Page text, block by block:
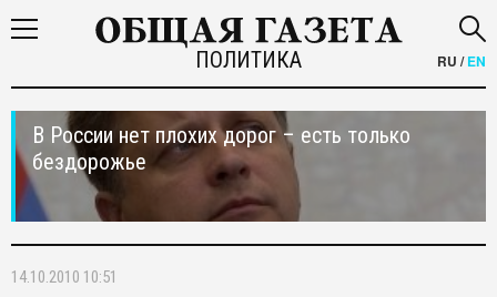
ПОЛИТИКА RU /EN
В России нет плохих дорог – есть только
бездорожье
14.10.2010 10:51